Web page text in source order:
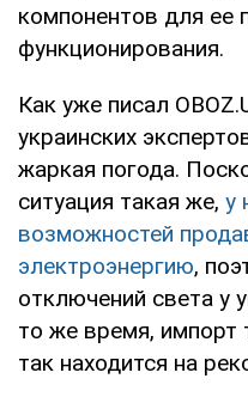
компонентов для ее
функционирования.
Как уже писал
украинских
жаркая погода.
ситуация такая же, у
возможностей
электроэнергию,
отключений света у
то же время, импорт
так находится на